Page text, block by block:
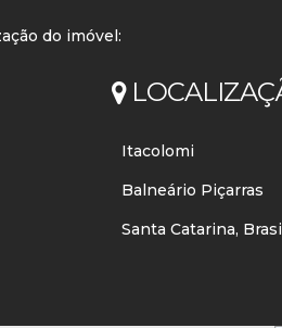
do imóvel:
Itacolomi
Balneário Piçarras
Santa Catarina,